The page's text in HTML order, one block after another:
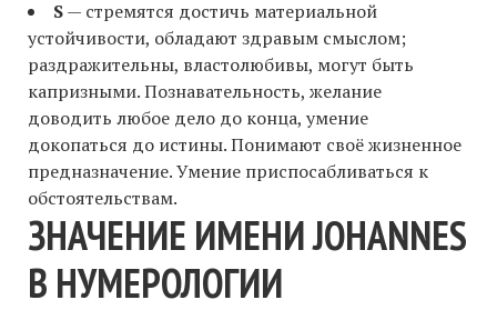
S— стремятся достичь материальной
устойчивости, обладают здравым смыслом;
раздражительны, властолюбивы, могут быть
капризными. Познавательность, желание
доводить любое дело до конца, умение
докопаться до истины. Понимают своё жизненное
предназначение. Умение приспосабливаться к
обстоятельствам.
ЗНАЧЕНИЕ ИМЕНИ JOHANNES
В НУМЕРОЛОГИИ